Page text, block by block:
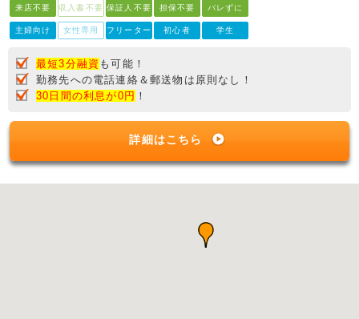
来店不要 収入書不要 保証人不要 担保不要 バレずに
主婦向け 女性専用 フリーター 初心者 学生
最短3分融資 も可能！
勤務先への電話連絡＆郵送物は原則なし！
30日間の利息が0円 ！
詳細はこちら